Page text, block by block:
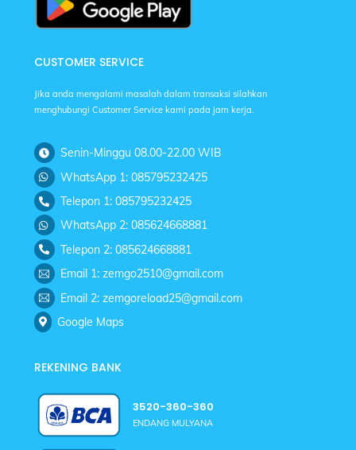
CUSTOMER SERVICE
Jika anda mengalami masalah dalam transaksi silahkan
menghubungi Customer Service kami pada jam kerja.
Senin-Minggu 08.00-22.00 WIB
WhatsApp 1: 085795232425
Telepon 1: 085795232425
WhatsApp 2: 085624668881
Telepon 2: 085624668881
Email 1: zemgo2510@gmail.com
Email 2: zemgoreload25@gmail.com
Google Maps
REKENING BANK
3520-360-360
ENDANG MULYANA